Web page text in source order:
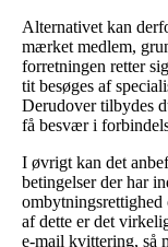
Alternativet kan
mærket medlem,
forretningen retter
tit besøges af
Derudover tilbydes
få besvær i
I øvrigt kan det
betingelser der har
ombytningsrettighed
af dette er det
e-mail kvittering, så